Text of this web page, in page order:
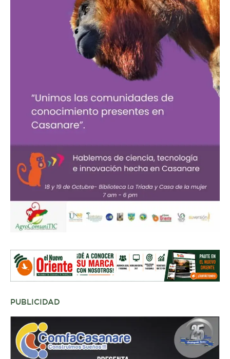
PUBLICIDAD